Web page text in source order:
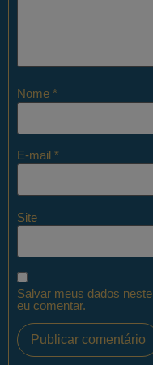
Nome *
E-mail *
Site
Salvar meus dados
eu comentar.